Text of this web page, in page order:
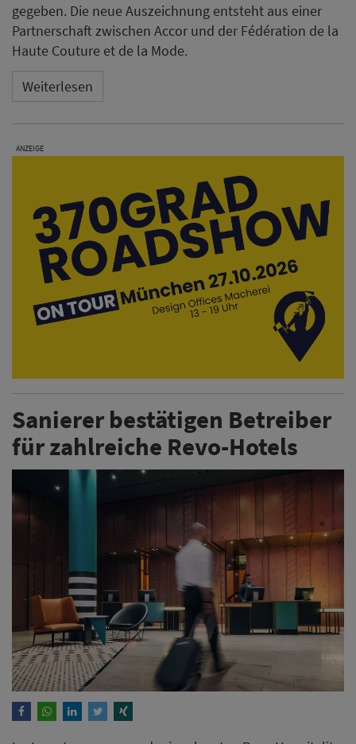
gegeben. Die neue Auszeichnung entsteht aus einer
Partnerschaft zwischen Accor und der Fédération de la
Haute Couture et de la Mode.
Weiterlesen
ANZEIGE
Sanierer bestätigen Betreiber
für zahlreiche Revo-Hotels